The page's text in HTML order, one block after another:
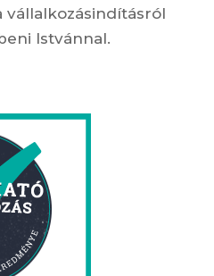
vállalkozásindításról
Istvánnal.